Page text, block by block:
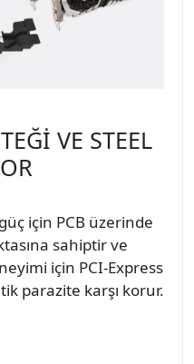
VE STEEL
için PCB üzerinde
sahiptir ve
için PCI-Express
parazite karşı korur.